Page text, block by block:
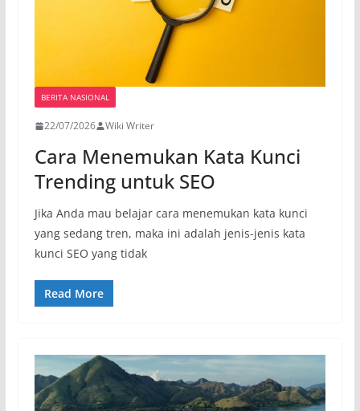
BERITA NASIONAL
22/07/2026 Wiki Writer
Cara Menemukan Kata Kunci
Trending untuk SEO
Jika Anda mau belajar cara menemukan kata kunci
yang sedang tren, maka ini adalah jenis-jenis kata
kunci SEO yang tidak
Read More